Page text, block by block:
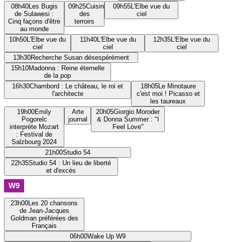
08h40Les Bugis
de Sulawesi :
Cinq façons d'être
au monde
09h25Cuisines
des
terroirs
09h55L'Elbe vue du
ciel
10h50L'Elbe vue du
ciel
11h40L'Elbe vue du
ciel
12h35L'Elbe vue du
ciel
13h30Recherche Susan désespérément
15h10Madonna : Reine éternelle
de la pop
16h30Chambord : Le château, le roi et
l'architecte
18h05Le Minotaure
c'est moi ! Picasso et
les taureaux
19h00Emily
Pogorelc
interprète Mozart
: Festival de
Salzbourg 2024
Arte
journal
20h05Giorgio Moroder
& Donna Summer : "I
Feel Love"
21h00Studio 54
22h35Studio 54 : Un lieu de liberté
et d'excès
23h00Les 20 chansons
de Jean-Jacques
Goldman préférées des
Français
06h00Wake Up W9